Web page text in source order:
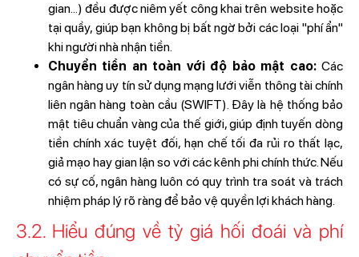
gian...) đều được niêm yết công khai trên website hoặc
tại quầy, giúp bạn không bị bất ngờ bởi các loại "phí ẩn"
khi người nhà nhận tiền.
Chuyển tiền an toàn với độ bảo mật cao:Các
ngân hàng uy tín sử dụng mạng lưới viễn thông tài chính
liên ngân hàng toàn cầu (SWIFT). Đây là hệ thống bảo
mật tiêu chuẩn vàng của thế giới, giúp định tuyến dòng
tiền chính xác tuyệt đối, hạn chế tối đa rủi ro thất lạc,
giả mạo hay gian lận so với các kênh phi chính thức. Nếu
có sự cố, ngân hàng luôn có quy trình tra soát và trách
nhiệm pháp lý rõ ràng để bảo vệ quyền lợi khách hàng.
3.2. Hiểu đúng về tỷ giá hối đoái và phí